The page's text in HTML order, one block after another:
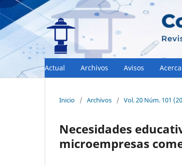
Actual Archivos Avisos
Inicio / Archivos / Vol. 20 Núm. 101
Necesidades
microempresas